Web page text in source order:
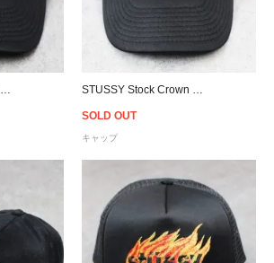
SOLD OUT
キャップ